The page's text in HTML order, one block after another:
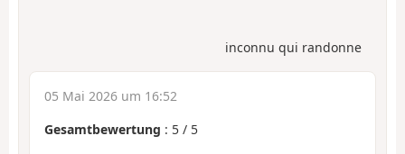
inconnu qui randonne
05 Mai 2026 um 16:52
Gesamtbewertung : 5 / 5